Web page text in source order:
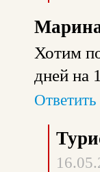
Хотим
дней на
Ответить